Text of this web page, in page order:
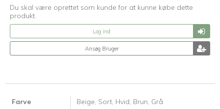
Du skal være oprettet som kunde for at kunne købe dette
produkt.
Log ind
Ansøg Bruger
Farve Beige, Sort, Hvid, Brun, Grå